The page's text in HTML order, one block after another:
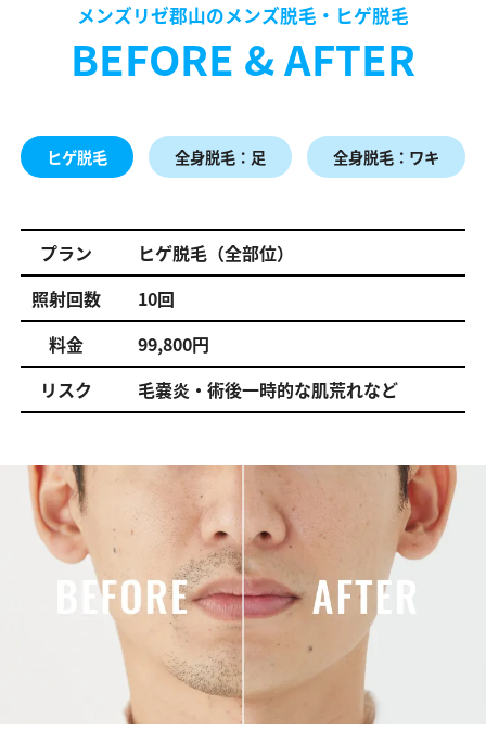
メンズリゼ郡山のメンズ脱毛・ヒゲ脱毛
BEFORE & AFTER
ヒゲ脱毛 全身脱毛：足 全身脱毛：ワキ
プラン
ヒゲ脱毛（全部位）
照射回数
10回
料金
99,800円
リスク
毛嚢炎・術後一時的な肌荒れなど